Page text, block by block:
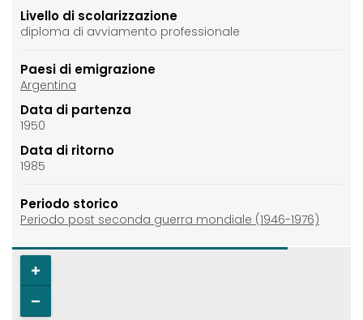
Livello di scolarizzazione
diploma di avviamento professionale
Paesi di emigrazione
Argentina
Data di partenza
1950
Data di ritorno
1985
Periodo storico
Periodo post seconda guerra mondiale (1946-1976)